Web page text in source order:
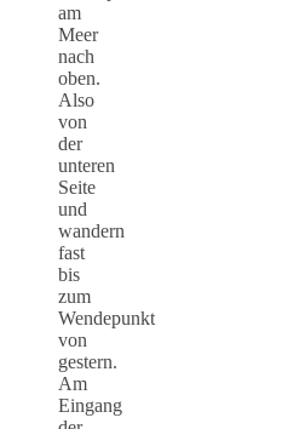
am
Meer
nach
oben.
Also
von
der
unteren
Seite
und
wandern
fast
bis
zum
Wendepunkt
von
gestern.
Am
Eingang